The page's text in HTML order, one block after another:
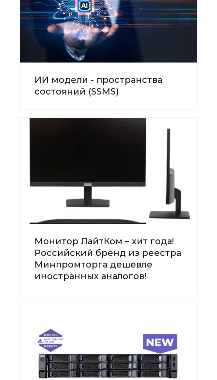
ИИ модели - пространства
состояний (SSMS)
Монитор ЛайтКом – хит года!
Российский бренд из реестра
Минпромторга дешевле
иностранных аналогов!